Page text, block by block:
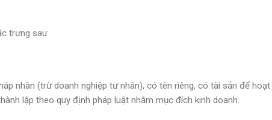
trưng sau:
nhân (trừ doanh nghiệp tư nhân), có tên riêng, có tài sản để
lập theo quy định pháp luật nhằm mục đích kinh doanh.